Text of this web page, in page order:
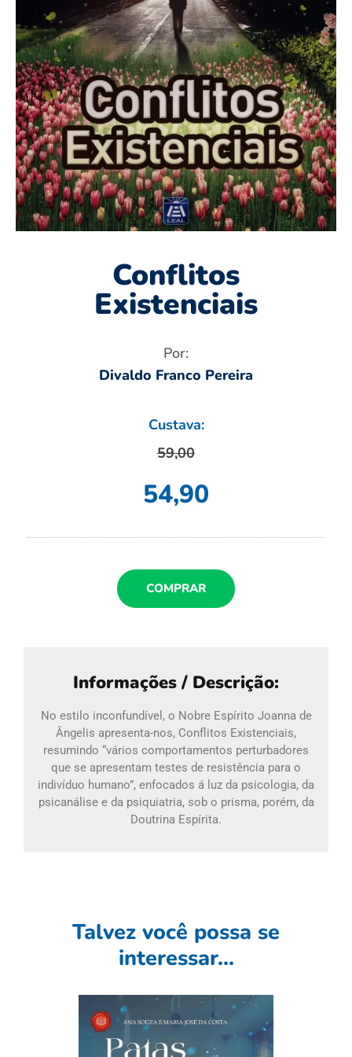
Conflitos
Existenciais
Por:
Divaldo Franco Pereira
Custava:
59,00
54,90
COMPRAR
Informações / Descrição:
No estilo inconfundível, o Nobre Espírito Joanna de
Ângelis apresenta-nos, Conflitos Existenciais,
resumindo “vários comportamentos perturbadores
que se apresentam testes de resistência para o
indivíduo humano”, enfocados á luz da psicologia, da
psicanálise e da psiquiatria, sob o prisma, porém, da
Doutrina Espírita.
Talvez você possa se
interessar...